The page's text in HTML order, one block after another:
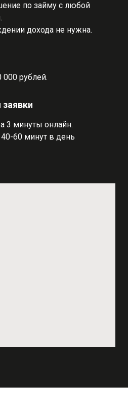
по займу с любой
дохода не нужна.
000 рублей.
3 минуты онлайн.
60 минут в день